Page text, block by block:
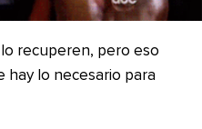
recuperen, pero eso
hay lo necesario para